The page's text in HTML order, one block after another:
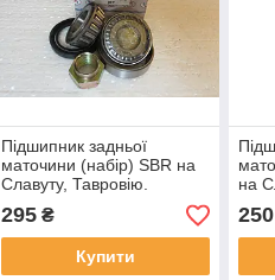
Підшипник задньої
маточини (набір) SBR на
Славуту, Тавровію.
295₴
Купити
на
250